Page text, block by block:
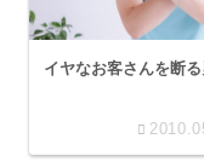
イヤなお客さんを断